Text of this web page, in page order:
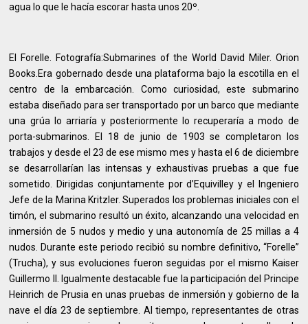
agua lo que le hacía escorar hasta unos 20º.
El Forelle. Fotografía:Submarines of the World David Miler. Orion
Books.Era gobernado desde una plataforma bajo la escotilla en el
centro de la embarcación. Como curiosidad, este submarino
estaba diseñado para ser transportado por un barco que mediante
una grúa lo arriaría y posteriormente lo recuperaría a modo de
porta-submarinos. El 18 de junio de 1903 se completaron los
trabajos y desde el 23 de ese mismo mes y hasta el 6 de diciembre
se desarrollarían las intensas y exhaustivas pruebas a que fue
sometido. Dirigidas conjuntamente por d’Equivilley y el Ingeniero
Jefe de la Marina Kritzler. Superados los problemas iniciales con el
timón, el submarino resultó un éxito, alcanzando una velocidad en
inmersión de 5 nudos y medio y una autonomía de 25 millas a 4
nudos. Durante este periodo recibió su nombre definitivo, “Forelle”
(Trucha), y sus evoluciones fueron seguidas por el mismo Kaiser
Guillermo II. Igualmente destacable fue la participación del Principe
Heinrich de Prusia en unas pruebas de inmersión y gobierno de la
nave el día 23 de septiembre. Al tiempo, representantes de otras